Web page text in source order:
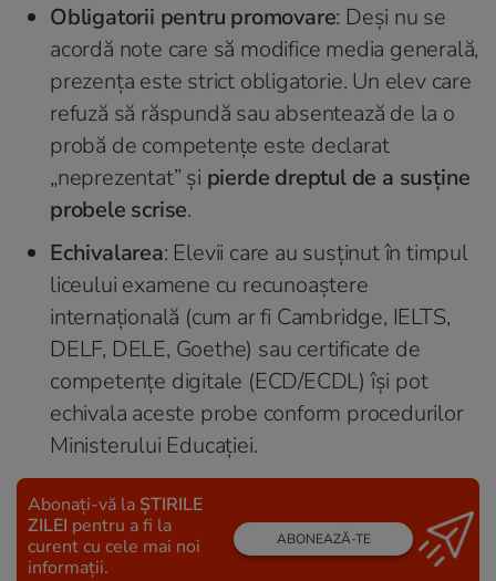
Obligatorii pentru promovare: Deși nu se
acordă note care să modifice media generală,
prezența este strict obligatorie. Un elev care
refuză să răspundă sau absentează de la o
probă de competențe este declarat
„neprezentat” și pierde dreptul de a susține
probele scrise.
Echivalarea: Elevii care au susținut în timpul
liceului examene cu recunoaștere
internațională (cum ar fi Cambridge, IELTS,
DELF, DELE, Goethe) sau certificate de
competențe digitale (ECD/ECDL) își pot
echivala aceste probe conform procedurilor
Ministerului Educației.
Abonați-vă la ȘTIRILE
ZILEI pentru a fi la
curent cu cele mai noi
informații.
ABONEAZĂ-TE